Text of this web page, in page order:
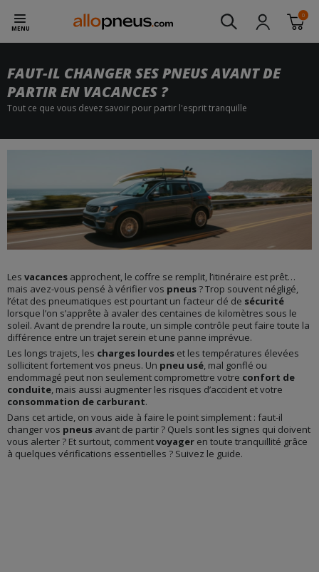
MENU
0
FAUT-IL CHANGER SES PNEUS AVANT DE
PARTIR EN VACANCES ?
Tout ce que vous devez savoir pour partir l'esprit tranquille
Les vacances approchent, le coffre se remplit, l’itinéraire est prêt…
mais avez-vous pensé à vérifier vos pneus ? Trop souvent négligé,
l’état des pneumatiques est pourtant un facteur clé de sécurité
lorsque l’on s’apprête à avaler des centaines de kilomètres sous le
soleil. Avant de prendre la route, un simple contrôle peut faire toute la
différence entre un trajet serein et une panne imprévue.
Les longs trajets, les charges lourdes et les températures élevées
sollicitent fortement vos pneus. Un pneu usé, mal gonflé ou
endommagé peut non seulement compromettre votre confort de
conduite, mais aussi augmenter les risques d’accident et votre
consommation de carburant.
Dans cet article, on vous aide à faire le point simplement : faut-il
changer vos pneus avant de partir ? Quels sont les signes qui doivent
vous alerter ? Et surtout, commentvoyager en toute tranquillité grâce
à quelques vérifications essentielles ? Suivez le guide.